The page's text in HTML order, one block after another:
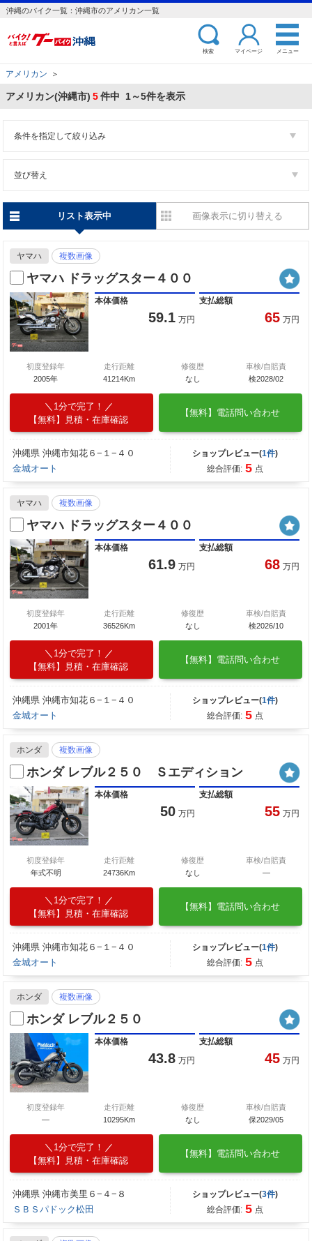
沖縄のバイク一覧：沖縄市のアメリカン一覧
検索 マイページ メニュー
アメリカン ＞
アメリカン(沖縄市) 5件中 1～5件を表示
条件を指定して絞り込み
並び替え
リスト表示中 画像表示に切り替える
ヤマハ 複数画像
ヤマハ ドラッグスター４００
本体価格
59.1 万円
支払総額
65 万円
初度登録年
2005年
走行距離
41214Km
修復歴
なし
車検/自賠責
検2028/02
1分で完了！
【無料】見積・在庫確認
【無料】電話問い合わせ
沖縄県 沖縄市知花６−１−４０
金城オート
ショップレビュー(1件)
総合評価: 5 点
ヤマハ 複数画像
ヤマハ ドラッグスター４００
本体価格
61.9 万円
支払総額
68 万円
初度登録年
2001年
走行距離
36526Km
修復歴
なし
車検/自賠責
検2026/10
1分で完了！
【無料】見積・在庫確認
【無料】電話問い合わせ
沖縄県 沖縄市知花６−１−４０
金城オート
ショップレビュー(1件)
総合評価: 5 点
ホンダ 複数画像
ホンダ レブル２５０ Ｓエディション
本体価格
50 万円
支払総額
55 万円
初度登録年
年式不明
走行距離
24736Km
修復歴
なし
車検/自賠責
―
1分で完了！
【無料】見積・在庫確認
【無料】電話問い合わせ
沖縄県 沖縄市知花６−１−４０
金城オート
ショップレビュー(1件)
総合評価: 5 点
ホンダ 複数画像
ホンダ レブル２５０
本体価格
43.8 万円
支払総額
45 万円
初度登録年
―
走行距離
10295Km
修復歴
なし
車検/自賠責
保2029/05
1分で完了！
【無料】見積・在庫確認
【無料】電話問い合わせ
沖縄県 沖縄市美里６−４−８
ＳＢＳパドック松田
ショップレビュー(3件)
総合評価: 5 点